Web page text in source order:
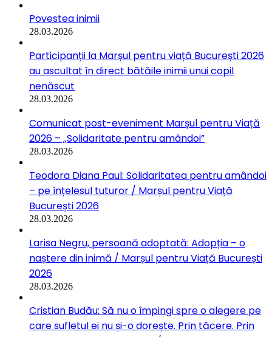
Povestea inimii
28.03.2026
Participanții la Marșul pentru viață București 2026
au ascultat în direct bătăile inimii unui copil
nenăscut
28.03.2026
Comunicat post-eveniment Marșul pentru Viață
2026 – „Solidaritate pentru amândoi”
28.03.2026
Teodora Diana Paul: Solidaritatea pentru amândoi
– pe înțelesul tuturor / Marșul pentru Viață
București 2026
28.03.2026
Larisa Negru, persoană adoptată: Adopția – o
naștere din inimă / Marșul pentru Viață București
2026
28.03.2026
Cristian Budău: Să nu o împingi spre o alegere pe
care sufletul ei nu și-o dorește. Prin tăcere. Prin